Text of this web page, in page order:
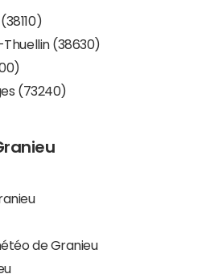
Thuellin (38630)
(73240)
de Granieu